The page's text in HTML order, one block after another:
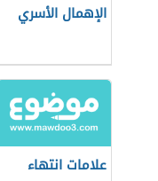
الإهمال الأسري
علامات انتهاء